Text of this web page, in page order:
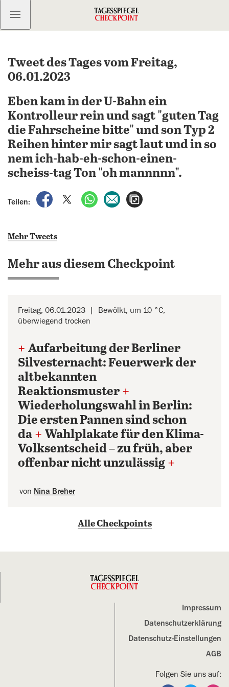
Kostenlos anmelden
Tweet des Tages vom Freitag,
06.01.2023
Eben kam in der U-Bahn ein
Kontrolleur rein und sagt "guten Tag
die Fahrscheine bitte" und son Typ 2
Reihen hinter mir sagt laut und in so
nem ich-hab-eh-schon-einen-
scheiss-tag Ton "oh mannnnn".
Teilen:
auf Facebook teilen
auf X teilenper WhatsApp teilen
per E-Mail teilen
Mehr Tweets
Mehr aus diesem Checkpoint
Freitag, 06.01.2023
Bewölkt, um 10 °C,
überwiegend trocken
+ Aufarbeitung der Berliner
Silvesternacht: Feuerwerk der
altbekannten
Reaktionsmuster +
Wiederholungswahl in Berlin:
Die ersten Pannen sind schon
da + Wahlplakate für den Klima-
Volksentscheid – zu früh, aber
offenbar nicht unzulässig +
von Nina Breher
Alle Checkpoints
Impressum
Datenschutz­erklärung
Datenschutz-Einstellungen
AGB
Folgen Sie uns auf: